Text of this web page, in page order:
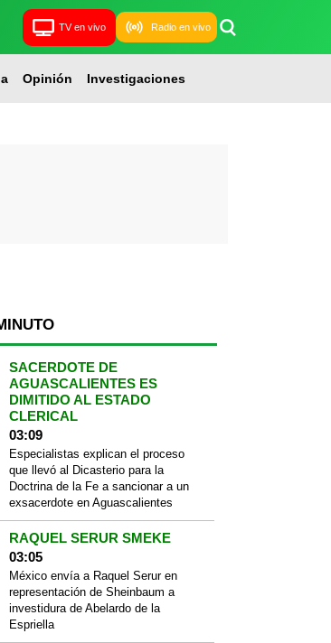
TV en vivo Radio en vivo
Opinión Investigaciones
SACERDOTE DE
AGUASCALIENTES ES
DIMITIDO AL ESTADO
CLERICAL
03:09
Especialistas explican el proceso
que llevó al Dicasterio para la
Doctrina de la Fe a sancionar a un
exsacerdote en Aguascalientes
RAQUEL SERUR SMEKE
03:05
México envía a Raquel Serur en
representación de Sheinbaum a
investidura de Abelardo de la
Espriella